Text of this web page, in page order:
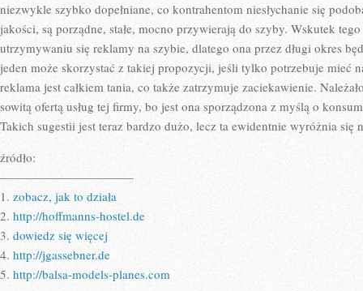
niezwykle szybko dopełniane, co kontrahentom niesłychanie się
jakości, są porządne, stałe, mocno przywierają do szyby. Wskutek
utrzymywaniu się reklamy na szybie, dlatego ona przez długi okres
jeden może skorzystać z takiej propozycji, jeśli tylko potrzebuje mieć
reklama jest całkiem tania, co także zatrzymuje zaciekawienie.
sowitą ofertą usług tej firmy, bo jest ona sporządzona z myślą o
Takich sugestii jest teraz bardzo dużo, lecz ta ewidentnie wyróżnia się
źródło:
———————————
1. zobacz, jak to działa
2. http://hoffmanns-hostel.de
3. dowiedz się więcej
4. http://jgassebner.de
5. http://balsa-models-planes.com